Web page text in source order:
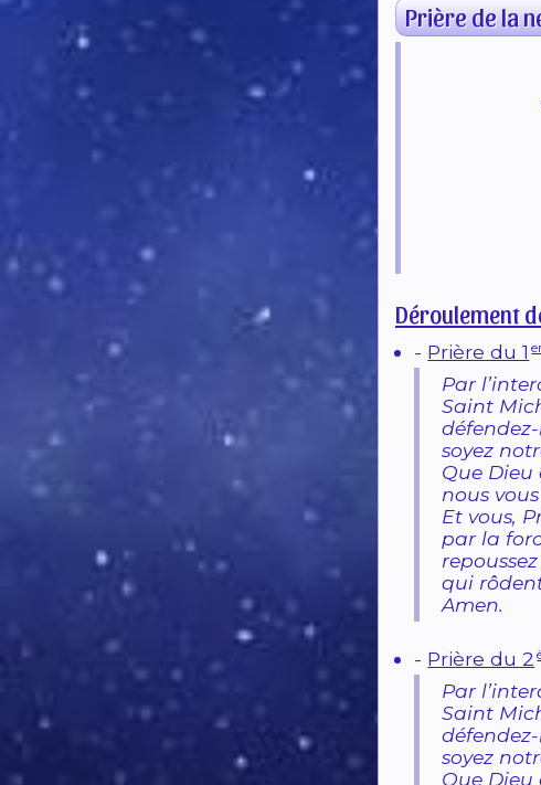
Prière de la
Déroulement
- Prière du 1
Par
Saint
soyez
Que Dieu
nous
Et vous,
par la
qui
Amen.
- Prière du 2
Par
Saint
soyez
Que Dieu